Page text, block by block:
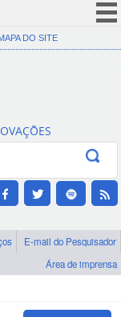
(COVID-19)
Canais
DO SITE
E-mail do Pesquisador
Área de imprensa